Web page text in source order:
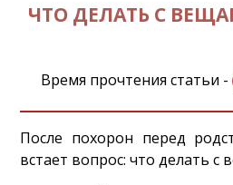
ЧТО ДЕЛАТЬ С
Время прочтения статьи -
После похорон перед
встает вопрос: что делать